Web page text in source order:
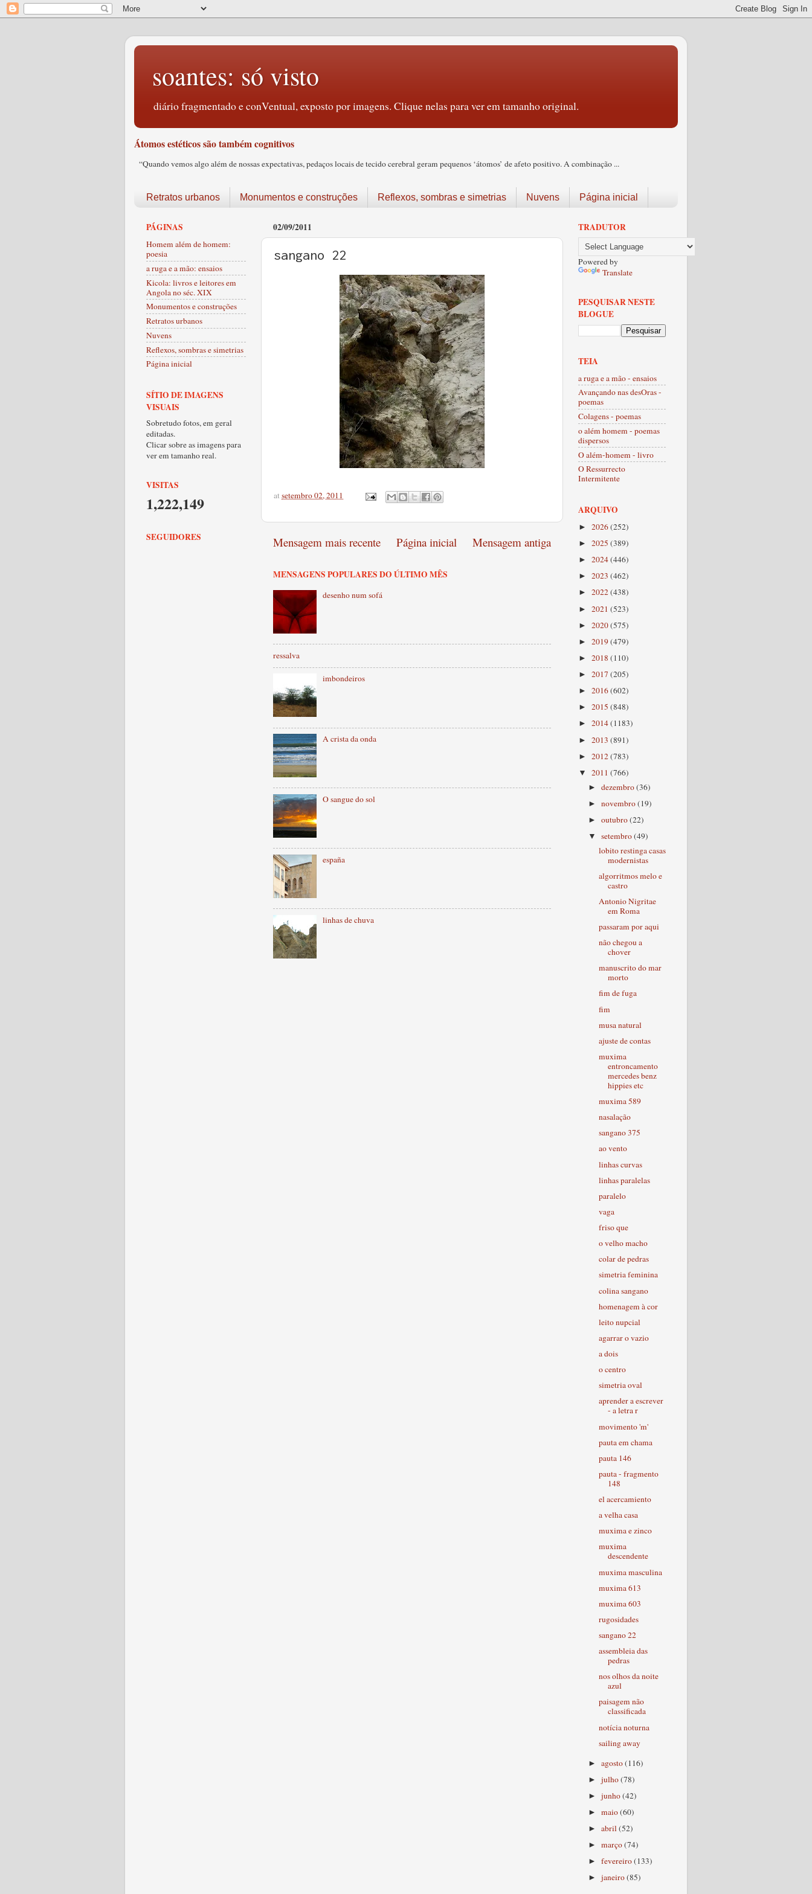
soantes: só visto
diário fragmentado e conVentual, exposto por imagens. Clique nelas para ver em tamanho original.
Átomos estéticos são também cognitivos
“Quando vemos algo além de nossas expectativas, pedaços locais de tecido cerebral geram pequenos ‘átomos’ de afeto positivo. A combinação ...
Retratos urbanos Monumentos e construções Reflexos, sombras e simetrias Nuvens Página inicial
02/09/2011
sangano 22
atsetembro 02, 2011
Mensagem mais recente Mensagem antiga
Página inicial
MENSAGENS POPULARES DO ÚLTIMO MÊS
desenho num sofá
ressalva
imbondeiros
A crista da onda
O sangue do sol
españa
linhas de chuva
PÁGINAS
Homem além de homem:
poesia
a ruga e a mão: ensaios
Kicola: livros e leitores em
Angola no séc. XIX
Monumentos e construções
Retratos urbanos
Nuvens
Reflexos, sombras e simetrias
Página inicial
SÍTIO DE IMAGENS
VISUAIS
Sobretudo fotos, em geral
editadas.
Clicar sobre as imagens para
ver em tamanho real.
VISITAS
1,222,149
SEGUIDORES
TRADUTOR
Powered by
Translate
PESQUISAR NESTE
BLOGUE
TEIA
a ruga e a mão - ensaios
Avançando nas desOras -
poemas
Colagens - poemas
o além homem - poemas
dispersos
O além-homem - livro
O Ressurrecto
Intermitente
ARQUIVO
► 2026(252)
► 2025 (389)
► 2024(446)
► 2023 (462)
► 2022(438)
► 2021 (523)
► 2020(575)
► 2019(479)
► 2018 (110)
► 2017 (205)
► 2016(602)
► 2015 (848)
► 2014(1183)
► 2013 (891)
► 2012(783)
▼ 2011 (766)
►dezembro(36)
►novembro(19)
►outubro(22)
▼setembro(49)
lobito restinga casas
modernistas
algorritmos melo e
castro
Antonio Nigritae
em Roma
passaram por aqui
não chegou a
chover
manuscrito do mar
morto
fim de fuga
fim
musa natural
ajuste de contas
muxima
entroncamento
mercedes benz
hippies etc
muxima 589
nasalação
sangano 375
ao vento
linhas curvas
linhas paralelas
paralelo
vaga
friso que
o velho macho
colar de pedras
simetria feminina
colina sangano
homenagem à cor
leito nupcial
agarrar o vazio
a dois
o centro
simetria oval
aprender a escrever
- a letra r
movimento 'm'
pauta em chama
pauta 146
pauta - fragmento
148
el acercamiento
a velha casa
muxima e zinco
muxima
descendente
muxima masculina
muxima 613
muxima 603
rugosidades
sangano 22
assembleia das
pedras
nos olhos da noite
azul
paisagem não
classificada
notícia noturna
sailing away
►agosto(116)
►julho(78)
►junho(42)
►maio(60)
►abril(52)
►março(74)
►fevereiro(133)
►janeiro(85)